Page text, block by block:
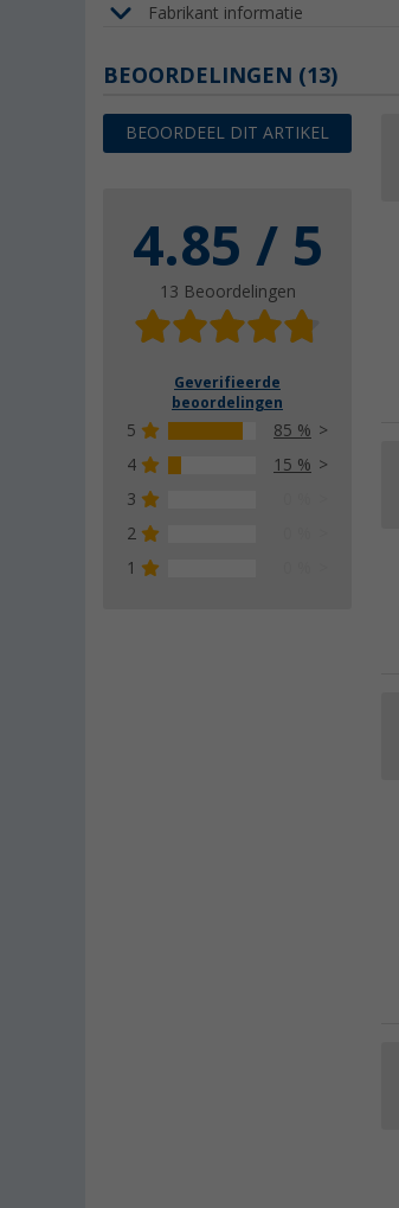
Fabrikant informatie
BEOORDELINGEN (13)
BEOORDEEL DIT ARTIKEL
4.85 / 5
13 Beoordelingen
Geverifieerde
beoordelingen
5
85 %
4
15 %
3
2
1